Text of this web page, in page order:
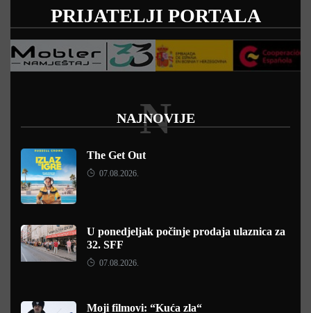
PRIJATELJI PORTALA
NAJNOVIJE
N
The Get Out
07.08.2026.
U ponedjeljak počinje prodaja ulaznica za
32. SFF
07.08.2026.
Moji filmovi: “Kuća zla“